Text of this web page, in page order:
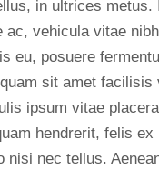
in ultrices metus.
ac, vehicula vitae
eu, posuere
sit amet facilisis
ipsum vitae
hendrerit, felis ex
nisi nec tellus.